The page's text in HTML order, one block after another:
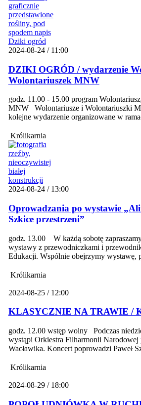
2024-08-24 / 11:00
DZIKI OGRÓD / wydarzenie
Wolontariuszek MNW
godz. 11.00 - 15.00 program
MNW Wolontariusze i Wolontariuszki
kolejne wydarzenie organizowane w
Królikarnia
2024-08-24 / 13:00
Oprowadzania po wystawie
Szkice przestrzeni”
godz. 13.00 W każdą sobotę
wystawy z przewodniczkami i
Edukacji. Wspólnie obejrzymy wystawę,
Królikarnia
2024-08-25 / 12:00
KLASYCZNIE NA TRAWIE /
godz. 12.00 wstęp wolny Podczas
wystąpi Orkiestra Filharmonii Narodowej
Wacławika. Koncert poprowadzi Paweł
Królikarnia
2024-08-29 / 18:00